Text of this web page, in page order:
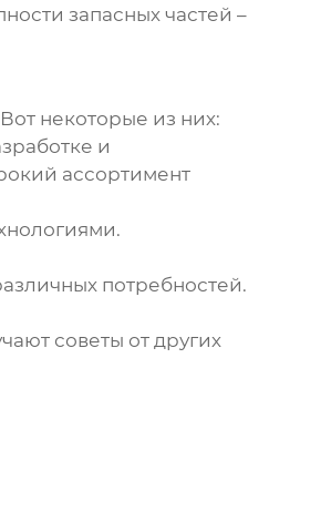
запасных частей –
некоторые из них:
и
ассортимент
потребностей.
советы от других